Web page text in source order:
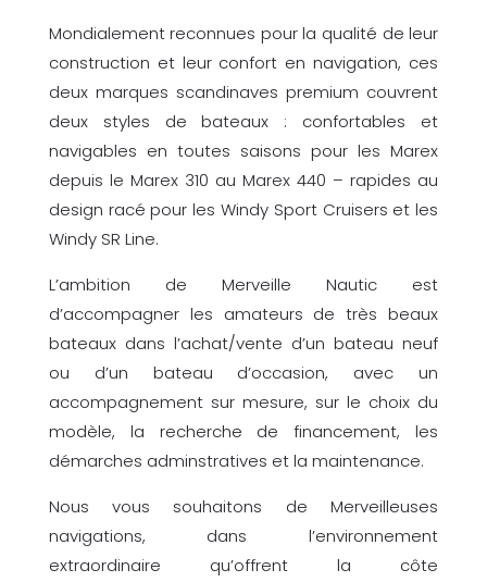
Mondialement reconnues pour la qualité de leur
construction et leur confort en navigation, ces
deux marques scandinaves premium couvrent
deux styles de bateaux : confortables et
navigables en toutes saisons pour les Marex
depuis le Marex 310 au Marex 440 – rapides au
design racé pour les Windy Sport Cruisers et les
Windy SR Line.
L’ambition de Merveille Nautic est
d’accompagner les amateurs de très beaux
bateaux dans l’achat/vente d’un bateau neuf
ou d’un bateau d’occasion, avec un
accompagnement sur mesure, sur le choix du
modèle, la recherche de financement, les
démarches adminstratives et la maintenance.
Nous vous souhaitons de Merveilleuses
navigations, dans l’environnement
extraordinaire qu’offrent la côte